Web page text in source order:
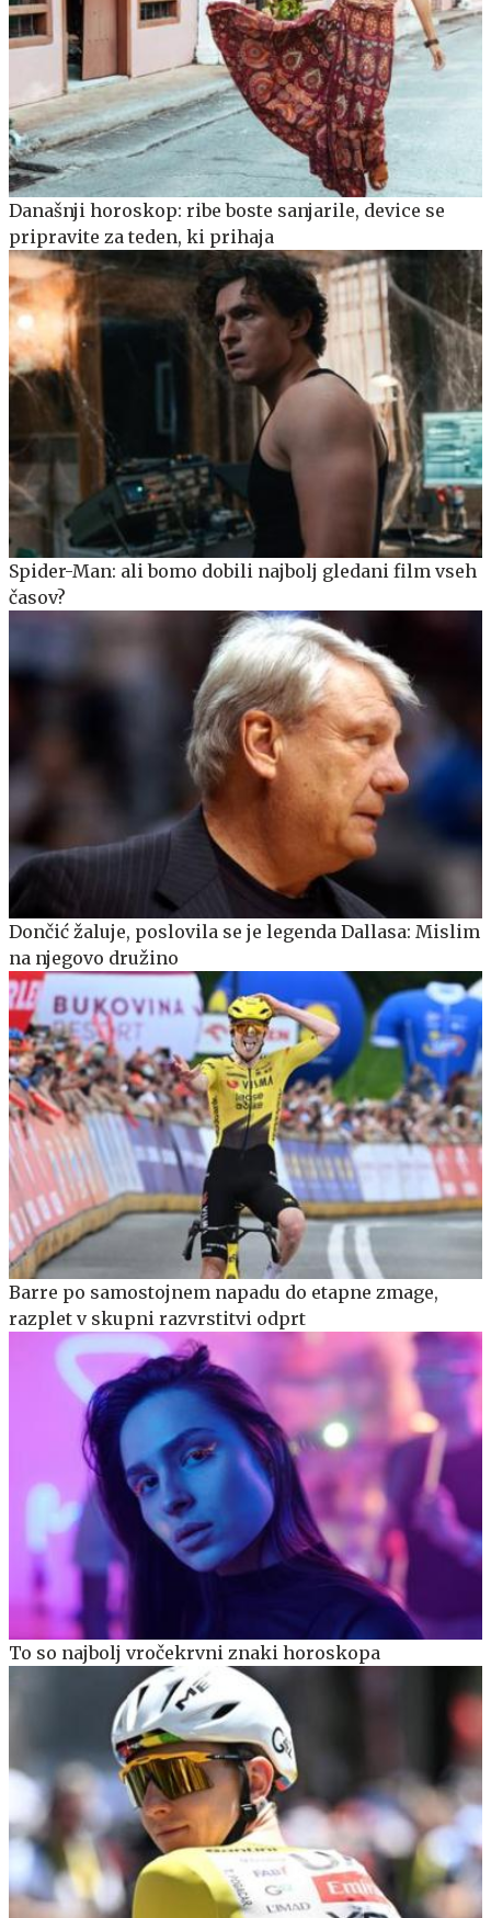
Današnji horoskop: ribe boste sanjarile, device se
pripravite za teden, ki prihaja
Spider-Man: ali bomo dobili najbolj gledani film vseh
časov?
Dončić žaluje, poslovila se je legenda Dallasa: Mislim
na njegovo družino
Barre po samostojnem napadu do etapne zmage,
razplet v skupni razvrstitvi odprt
To so najbolj vročekrvni znaki horoskopa